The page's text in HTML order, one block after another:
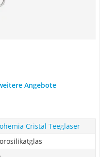
Angebote
Cristal Teegläser